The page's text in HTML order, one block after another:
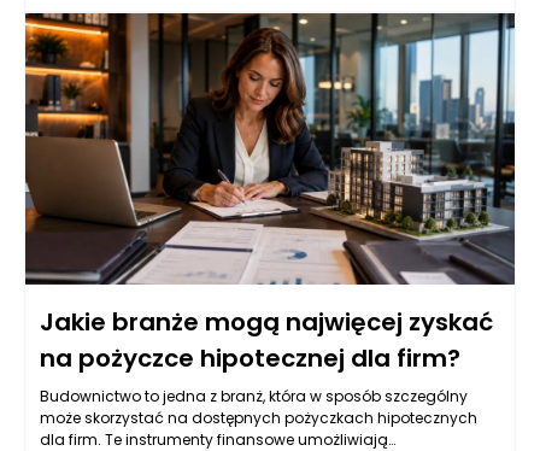
takich jak kredyty bankowe, pożyczki hipoteczne zazwyczaj
charakteryzują się dłuższym okresem spłaty oraz lepszymi
warunkami kredytowymi. Wysokość pożyczki może sięgać
nawet 70-80% wartości zabezpieczenia, co czyni tę opcję
bardzo atrakcyjną w sytuacjach, gdy przedsiębiorstwo
potrzebuje znacznej sumy na rozwój. Kluczowe znaczenie ma
nie tylko sama kwota, ale i korzystne oprocentowanie, które jest
ustalane na poziomie znacznie niższym niż w przypadku
kredytów konsumpcyjnych. Przy podejmowaniu decyzji o
wyborze pożyczki hipotecznej istotne jest również zrozumienie
kosztów związanych z jej pozyskaniem, w tym prowizji,
ubezpieczenia czy opłat notarialnych, które mogą wpłynąć na
końcowy koszt finansowania.
Jakie branże mogą najwięcej zyskać
na pożyczce hipotecznej dla firm?
Budownictwo to jedna z branż, która w sposób szczególny
może skorzystać na dostępnych pożyczkach hipotecznych
dla firm. Te instrumenty finansowe umożliwiają